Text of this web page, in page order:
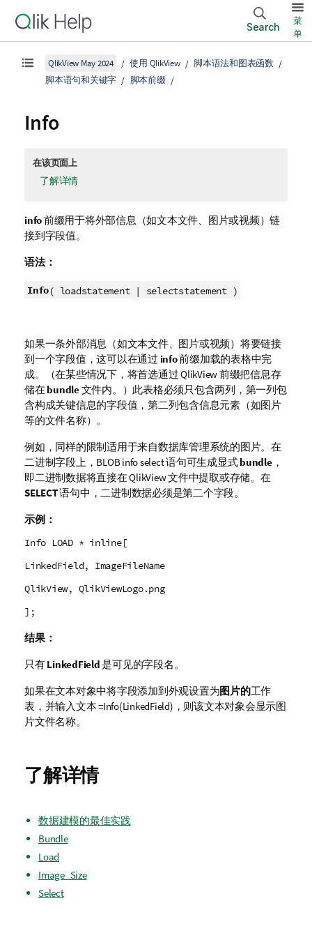
Search
菜
单
QlikView May 2024 使用 QlikView
脚本语法和图表函数
脚本语句和关键字
脚本前缀
Info
在该页面上
了解详情
info前缀用于将外部信息（如文本文件、图片或视频）链
接到字段值。
语法：
Info( loadstatement | selectstatement )
如果一条外部消息（如文本文件、图片或视频）将要链接
到一个字段值，这可以在通过 info前缀加载的表格中完
成。（在某些情况下，将首选通过QlikView前缀把信息存
储在 bundle文件内。）此表格必须只包含两列，第一列包
含构成关键信息的字段值，第二列包含信息元素（如图片
等的文件名称）。
例如，同样的限制适用于来自数据库管理系统的图片。在
二进制字段上，BLOBinfo select语句可生成显式bundle，
即二进制数据将直接在QlikView文件中提取或存储。在
SELECT语句中，二进制数据必须是第二个字段。
示例：
Info LOAD * inline[
LinkedField, ImageFileName
QlikView, QlikViewLogo.png
];
结果：
只有LinkedField是可见的字段名。
如果在文本对象中将字段添加到外观设置为图片的工作
表，并输入文本=Info(LinkedField) ，则该文本对象会显示图
片文件名称。
了解详情
数据建模的最佳实践
Bundle
Load
Image_Size
Select